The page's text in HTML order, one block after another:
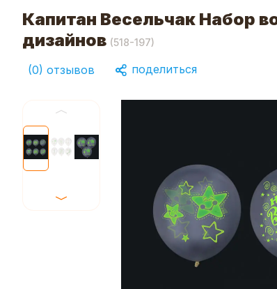
Капитан Весельчак Набор
дизайнов (518-197)
(0) отзывов поделиться